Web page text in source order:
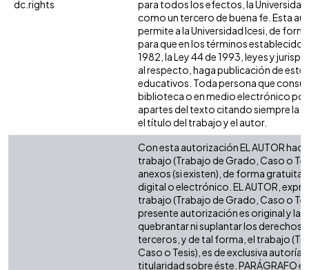
dc.rights
para todos los efectos, la Universidad
como un tercero de buena fe. Esta
permite a la Universidad Icesi, de
para que en los términos establecidos
1982, la Ley 44 de 1993, leyes y
al respecto, haga publicación de este
educativos. Toda persona que
biblioteca o en medio electrónico
apartes del texto citando siempre la
el título del trabajo y el autor.
Con esta autorización EL AUTOR
trabajo (Trabajo de Grado, Caso o
anexos (si existen), de forma gratuita
digital o electrónico. EL AUTOR,
trabajo (Trabajo de Grado, Caso o
presente autorización es original y la
quebrantar ni suplantar los derechos
terceros, y de tal forma, el trabajo
Caso o Tesis), es de exclusiva autoría
titularidad sobre éste. PARÁGRAFO